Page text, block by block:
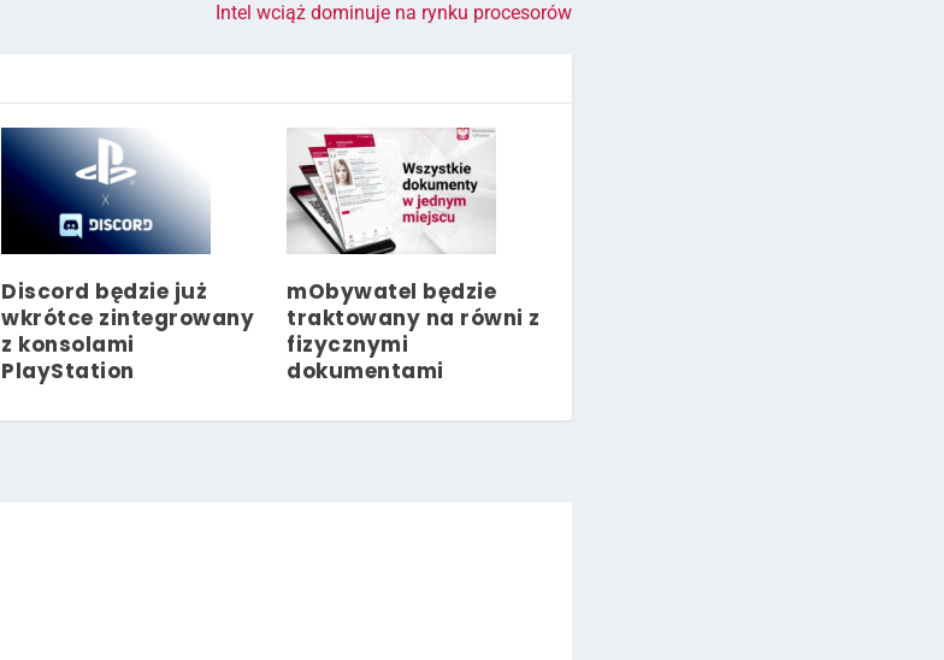
Intel wciąż dominuje na rynku procesorów
Discord będzie już
wkrótce zintegrowany
z konsolami
PlayStation
mObywatel będzie
traktowany na równi z
fizycznymi
dokumentami